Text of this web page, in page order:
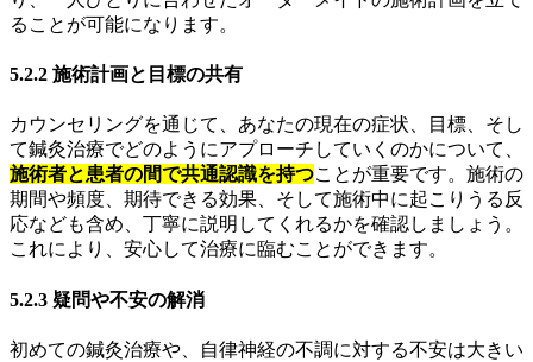
ることが可能になります。
5.2.2 施術計画と目標の共有
カウンセリングを通じて、あなたの現在の症状、目標、そし
て鍼灸治療でどのようにアプローチしていくのかについて、
施術者と患者の間で共通認識を持つことが重要です。施術の
期間や頻度、期待できる効果、そして施術中に起こりうる反
応なども含め、丁寧に説明してくれるかを確認しましょう。
これにより、安心して治療に臨むことができます。
5.2.3 疑問や不安の解消
初めての鍼灸治療や、自律神経の不調に対する不安は大きい